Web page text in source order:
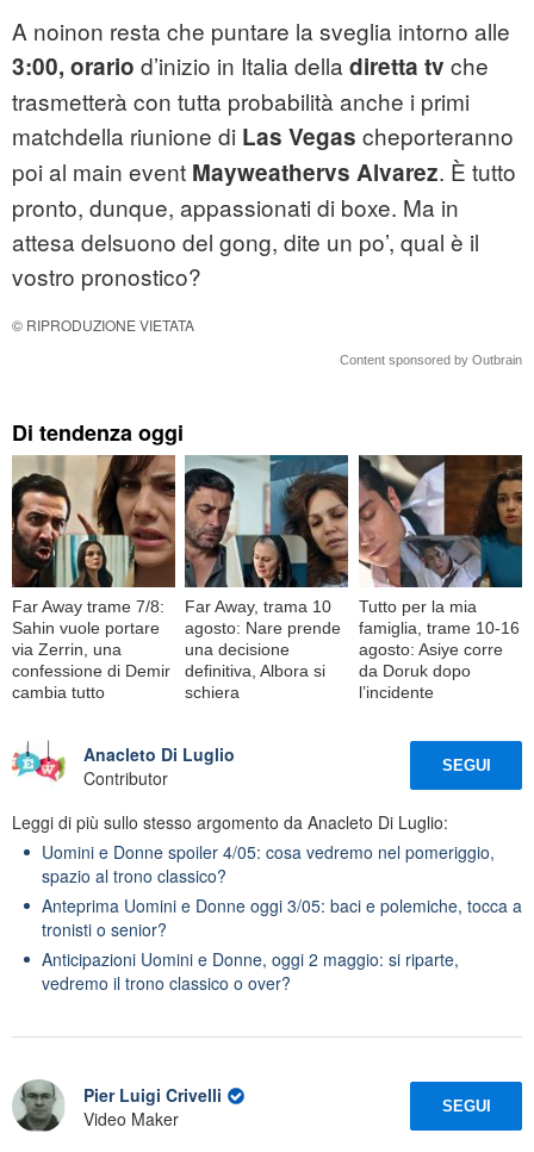
A noinon resta che puntare la sveglia intorno alle
3:00, orario d’inizio in Italia della diretta tv che
trasmetterà con tutta probabilità anche i primi
matchdella riunione di Las Vegas cheporteranno
poi al main event Mayweathervs Alvarez. È tutto
pronto, dunque, appassionati di boxe. Ma in
attesa delsuono del gong, dite un po’, qual è il
vostro pronostico?
© RIPRODUZIONE VIETATA
Content sponsored by Outbrain
Di tendenza oggi
Far Away trame 7/8:
Sahin vuole portare
via Zerrin, una
confessione di Demir
cambia tutto
Far Away, trama 10
agosto: Nare prende
una decisione
definitiva, Albora si
schiera
Tutto per la mia
famiglia, trame 10-16
agosto: Asiye corre
da Doruk dopo
l’incidente
Anacleto Di Luglio
Contributor
SEGUI
Leggi di più sullo stesso argomento da Anacleto Di Luglio:
Uomini e Donne spoiler 4/05: cosa vedremo nel pomeriggio,
spazio al trono classico?
Anteprima Uomini e Donne oggi 3/05: baci e polemiche, tocca a
tronisti o senior?
Anticipazioni Uomini e Donne, oggi 2 maggio: si riparte,
vedremo il trono classico o over?
Pier Luigi Crivelli
Video Maker
SEGUI